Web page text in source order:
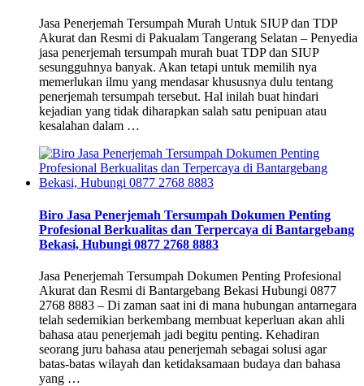
Jasa Penerjemah Tersumpah Murah Untuk SIUP dan TDP
Akurat dan Resmi di Pakualam Tangerang Selatan – Penyedia
jasa penerjemah tersumpah murah buat TDP dan SIUP
sesungguhnya banyak. Akan tetapi untuk memilih nya
memerlukan ilmu yang mendasar khususnya dulu tentang
penerjemah tersumpah tersebut. Hal inilah buat hindari
kejadian yang tidak diharapkan salah satu penipuan atau
kesalahan dalam …
Biro Jasa Penerjemah Tersumpah Dokumen Penting
Profesional Berkualitas dan Terpercaya di Bantargebang
Bekasi, Hubungi 0877 2768 8883
Jasa Penerjemah Tersumpah Dokumen Penting Profesional
Akurat dan Resmi di Bantargebang Bekasi Hubungi 0877
2768 8883 – Di zaman saat ini di mana hubungan antarnegara
telah sedemikian berkembang membuat keperluan akan ahli
bahasa atau penerjemah jadi begitu penting. Kehadiran
seorang juru bahasa atau penerjemah sebagai solusi agar
batas-batas wilayah dan ketidaksamaan budaya dan bahasa
yang …